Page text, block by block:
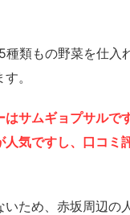
種類もの野菜を仕入
。
はサムギョプサルで
気ですし、口コミ
いため、赤坂周辺の